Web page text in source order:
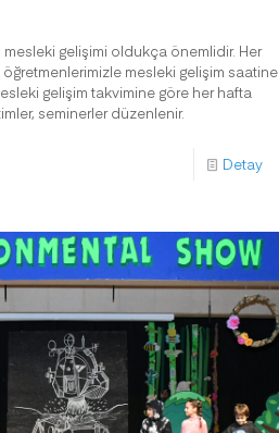
gelişimi oldukça önemlidir. Her
mesleki gelişim saatine
gelişim takvimine göre her hafta
seminerler düzenlenir.
Detay